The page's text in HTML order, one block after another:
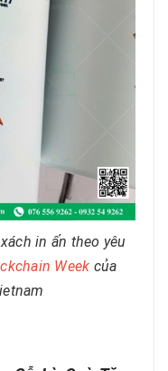
in ấn theo yêu
Week của